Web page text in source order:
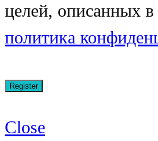
целей, описанных
политика
Close